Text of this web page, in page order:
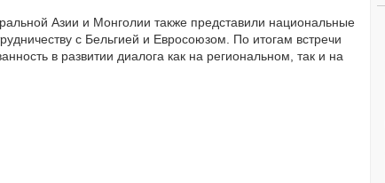
Азии и Монголии также представили национальные
с Бельгией и Евросоюзом. По итогам встречи
в развитии диалога как на региональном, так и на